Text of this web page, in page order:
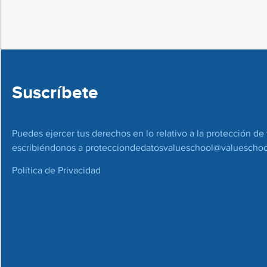
Suscríbete
Puedes ejercer tus derechos en lo relativo a la protección de
escribiéndonos a
Política de Privacidad